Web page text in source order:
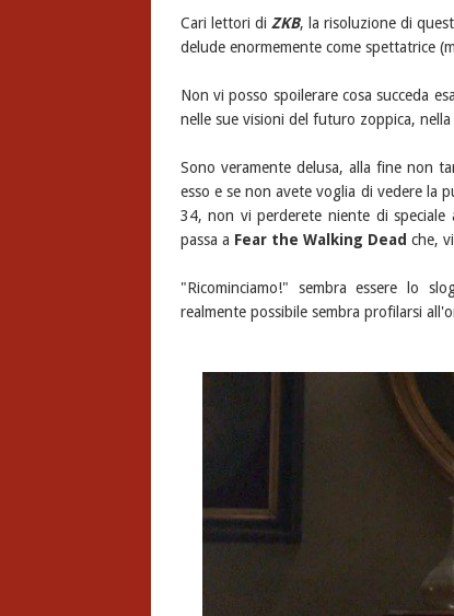
Cari lettori diZKB, la risoluzione di
delude enormemente come spettatrice
Non vi posso spoilerare cosa succeda
nelle sue visioni del futuro zoppica,
Sono veramente delusa, alla fine non
esso e se non avete voglia di vedere la
34, non vi perderete niente di
passa a Fear the Walking Dead che,
"Ricominciamo!" sembra essere lo
realmente possibile sembra profilarsi